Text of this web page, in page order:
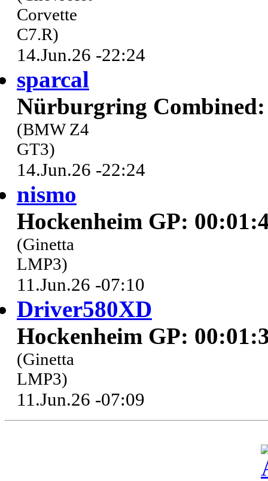
Corvette
C7.R)
14.Jun.26 -22:24
sparcal
Nürburgring Combined:
(BMW Z4
GT3)
14.Jun.26 -22:24
nismo
Hockenheim GP:
(Ginetta
LMP3)
11.Jun.26 -07:10
Driver580XD
Hockenheim GP:
(Ginetta
LMP3)
11.Jun.26 -07:09